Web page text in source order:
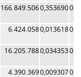
166.849.5060,353690
6.424.0580,013618
16.205.7880,034353
4.390.3690,009307